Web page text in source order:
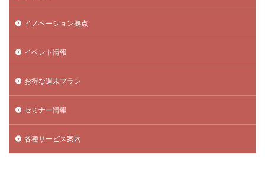
イノベーション拠点
イベント情報
お得な週末プラン
セミナー情報
各種サービス案内